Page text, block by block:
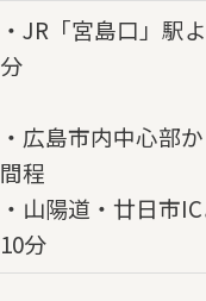
・JR「宮島口」駅
分
・広島市内中心部
間程
・山陽道・廿日市
10分